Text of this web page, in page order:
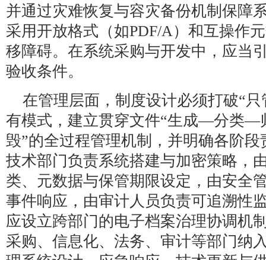
并通过灾难恢复与容灾备份机制保障
采用开放格式（如PDF/A）和互操作
移障碍。在系统采购与开发中，应当
验收条件。
在管理层面，制度设计必须打破“
有模式，建立贯穿文件“生成—分
毁”的全过程管理机制，并明确各阶
技术部门负责系统搭建与加密策略，
类、元数据与保管期限设定，由安全
事件响应，由审计人员负责可追溯性
应设立跨部门的电子档案治理协调机
采购、信息化、法务、审计等部门纳